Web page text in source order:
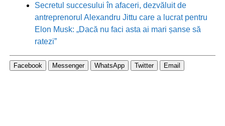
Secretul succesului în afaceri, dezvăluit de
antreprenorul Alexandru Jittu care a lucrat pentru
Elon Musk: „Dacă nu faci asta ai mari șanse să
ratezi”
Facebook Messenger WhatsApp Twitter Email